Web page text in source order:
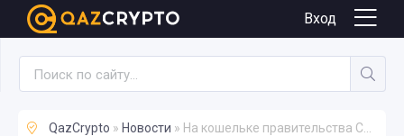
Вход
QazCrypto » Новости » На кошельке правительства США хранится 3 940 BTC
Новости